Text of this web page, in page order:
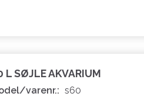
L SØJLE AKVARIUM
varenr.: s60